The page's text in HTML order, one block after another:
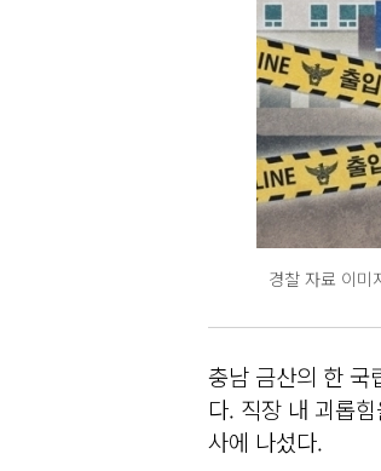
경찰 자료 이미
충남 금산의 한 국
다. 직장 내 괴롭
사에 나섰다.